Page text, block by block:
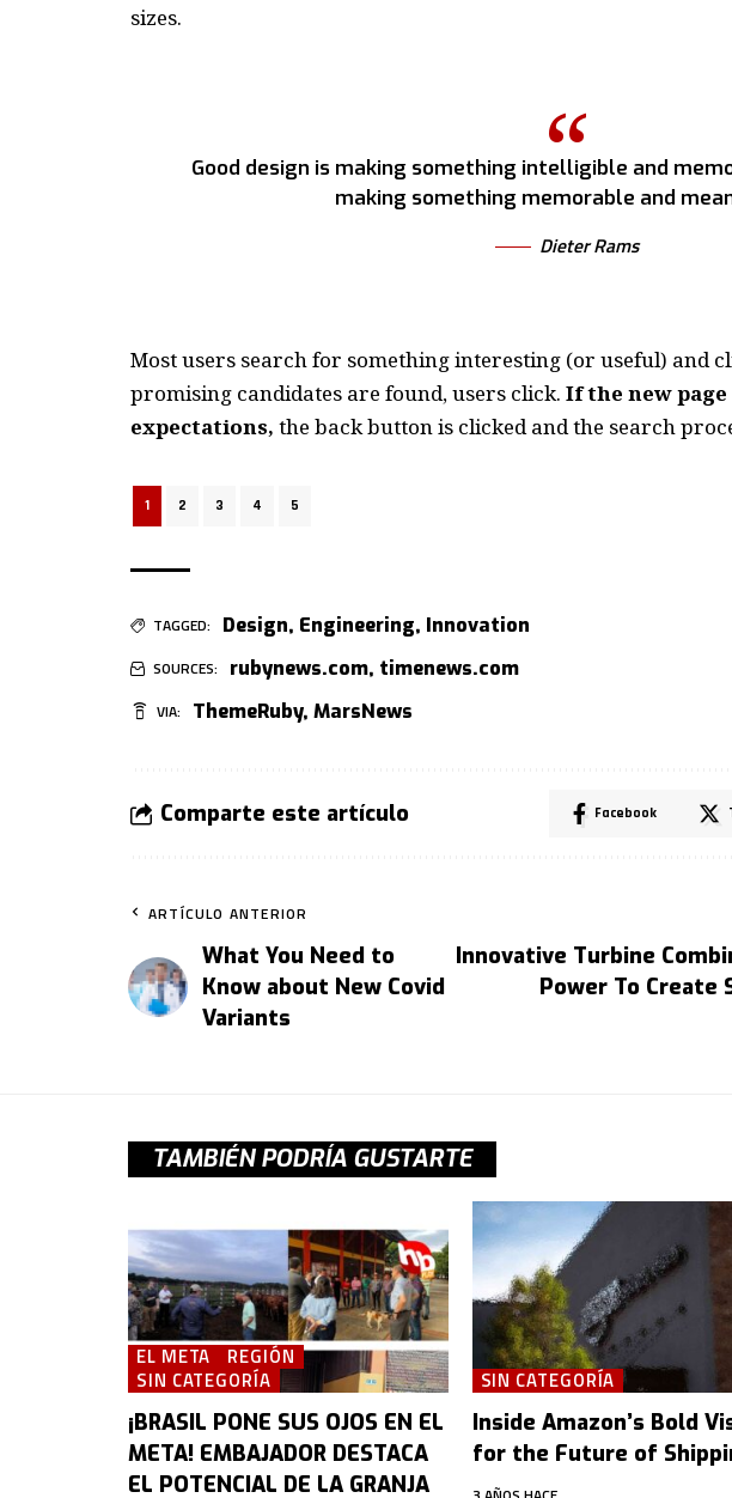
sizes.
Good design is making something intelligible and
making something memorable and
Dieter Rams
Most users search for something interesting (or useful) and
promising candidates are found, users click. If the new page
expectations, the back button is clicked and the search
1 2 3 4 5
TAGGED: Design, Engineering, Innovation
SOURCES: rubynews.com, timenews.com
VIA: ThemeRuby, MarsNews
Comparte este artículo Facebook
ARTÍCULO ANTERIOR
What You Need to
Know about New Covid
Variants
Innovative Turbine
Power To Create
TAMBIÉN PODRÍA GUSTARTE
EL META
REGIÓN
SIN CATEGORÍA
¡BRASIL PONE SUS OJOS EN EL
META! EMBAJADOR DESTACA
EL POTENCIAL DE LA GRANJA
SIN CATEGORÍA
Inside Amazon’s Bold
for the Future of